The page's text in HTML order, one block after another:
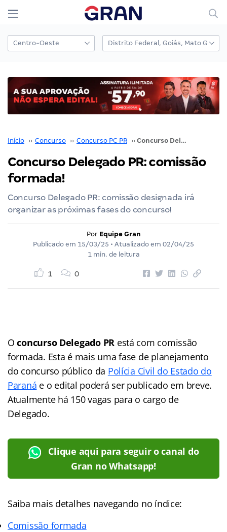
Início ›› Concurso ›› Concurso PC PR ›› Concurso Delegado PR: comissão formada!
Concurso Delegado PR: comissão
formada!
Concurso Delegado PR: comissão designada irá
organizar as próximas fases do concurso!
Por Equipe Gran
Publicado em 15/03/25 • Atualizado em 02/04/25
1 min. de leitura
1 0
Oconcurso Delegado PR está com comissão
formada. Esta é mais uma fase de planejamento
do concurso público da Polícia Civil do Estado do
Paraná e o edital poderá ser publicado em breve.
Atualmente há 150 vagas para o cargo de
Delegado.
Clique aqui para seguir o canal do
Gran no Whatsapp!
Saiba mais detalhes navegando no índice:
Comissão formada